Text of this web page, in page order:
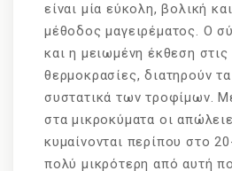
είναι μία εύκολη, βολική
μέθοδος μαγειρέματος. Ο
και η μειωμένη έκθεση
θερμοκρασίες, διατηρούν
συστατικά των τροφίμων.
στα μικροκύματα οι
κυμαίνονται περίπου στο
πολύ μικρότερη από αυτή